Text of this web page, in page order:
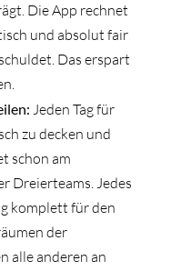
Die App rechnet
und absolut fair
Das erspart
Jeden Tag für
zu decken und
schon am
Dreierteams. Jedes
komplett für den
der
alle anderen an